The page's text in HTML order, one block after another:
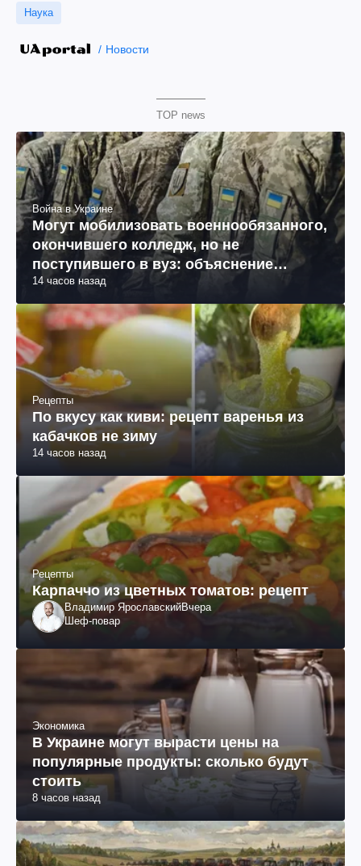
Наука
Новости
TOP news
Война в Украине
Могут мобилизовать военнообязанного,
окончившего колледж, но не
поступившего в вуз: объяснение
юриста
14 часов назад
Рецепты
По вкусу как киви: рецепт варенья из
кабачков не зиму
14 часов назад
Рецепты
Карпаччо из цветных томатов: рецепт
Владимир ЯрославскийВчера
Шеф-повар
Экономика
В Украине могут вырасти цены на
популярные продукты: сколько будут
стоить
8 часов назад